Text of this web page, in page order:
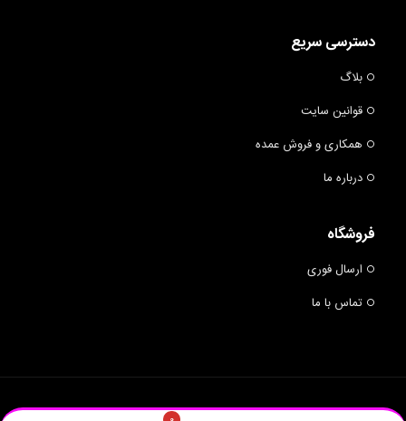
دسترسی سریع
بلاگ
قوانین سایت
همکاری و فروش عمده
درباره ما
فروشگاه
ارسال فوری
تماس با ما
© 2019 BUMRANG - ALL RIGHTS RESERVED.BUMRANG